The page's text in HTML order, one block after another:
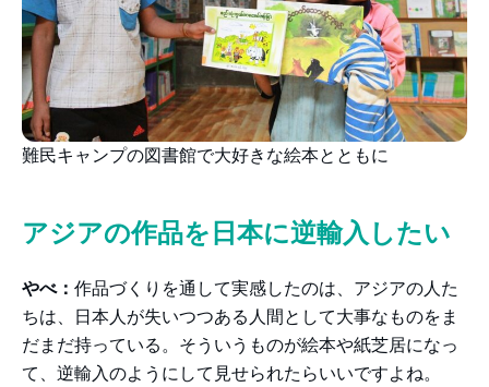
難民キャンプの図書館で大好きな絵本とともに
アジアの作品を日本に逆輸入したい
やべ： 作品づくりを通して実感したのは、アジアの人た
ちは、日本人が失いつつある人間として大事なものをま
だまだ持っている。そういうものが絵本や紙芝居になっ
て、逆輸入のようにして見せられたらいいですよね。